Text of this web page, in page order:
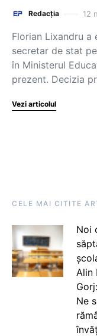
Redacția 12
Florian Lixandru a
secretar de stat
în Ministerul
prezent. Decizia
Vezi articolul
CELE MAI CITITE
Noi
Alin
Ne